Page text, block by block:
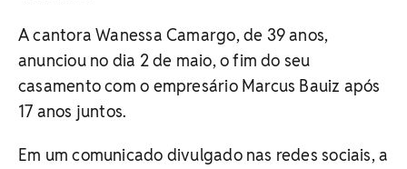
A cantora Wanessa Camargo, de 39 anos,
anunciou no dia 2 de maio, o fim do seu
casamento com o empresário Marcus Bauiz após
17 anos juntos.
Em um comunicado divulgado nas redes sociais, a